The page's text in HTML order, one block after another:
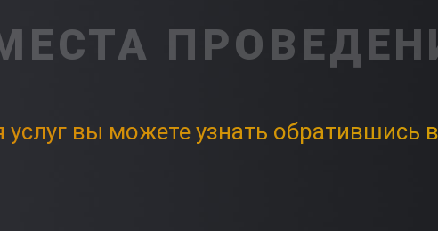
услуг вы можете узнать обратившись